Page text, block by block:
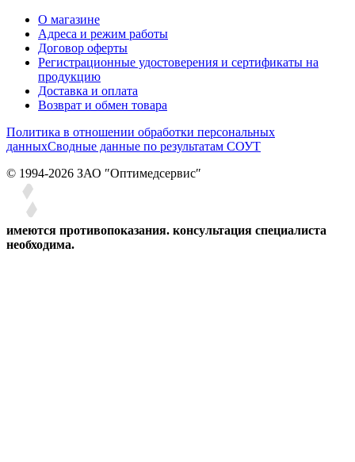
О магазине
Адреса и режим работы
Договор оферты
Регистрационные удостоверения и сертификаты на
продукцию
Доставка и оплата
Возврат и обмен товара
Политика в отношении обработки персональных
данныхСводные данные по результатам СОУТ
© 1994-2026 ЗАО ″Оптимедсервис″
имеются противопоказания. консультация специалиста
необходима.